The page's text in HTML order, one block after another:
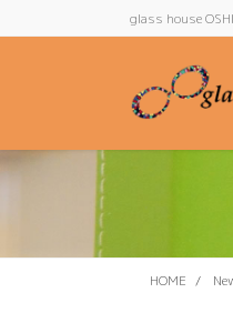
ン
に
移
ビ
ョ
ン
動
glass house
HOME